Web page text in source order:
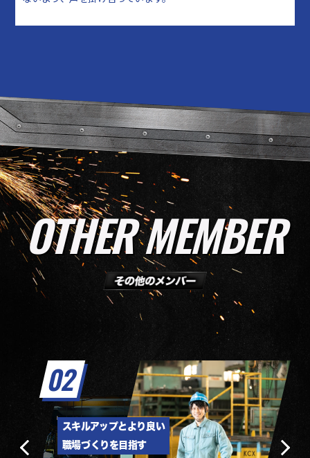
OTHER MEMBER
02
スキルアップとより良い
職場づくりを目指す